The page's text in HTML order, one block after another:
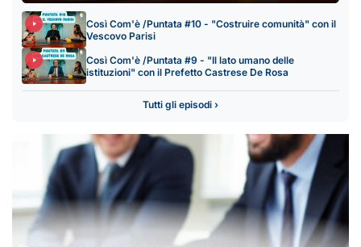
Così Com'è /Puntata #10 - "Costruire comunità" con il
Vescovo Parisi
Così Com'è /Puntata #9 - "Il lato umano delle
istituzioni" con il Prefetto Castrese De Rosa
Tutti gli episodi ›